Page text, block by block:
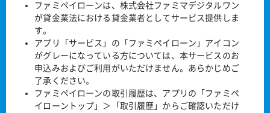
ファミペイローンは、株式会社ファミマデジタルワン
が貸金業法における貸金業者としてサービス提供しま
す。
アプリ「サービス」の「ファミペイローン」アイコン
がグレーになっている方については、本サービスのお
申込みおよびご利用がいただけません。あらかじめご
了承ください。
ファミペイローンの取引履歴は、アプリの「ファミペ
イローントップ」＞「取引履歴」からご確認いただけ